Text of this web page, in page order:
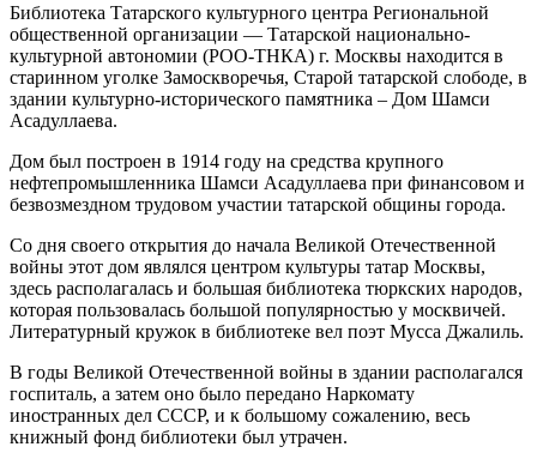
Библиотека Татарского культурного центра Региональной
общественной организации — Татарской национально-
культурной автономии (РОО-ТНКА) г. Москвы находится в
старинном уголке Замоскворечья, Старой татарской слободе, в
здании культурно-исторического памятника – Дом Шамси
Асадуллаева.
Дом был построен в 1914 году на средства крупного
нефтепромышленника Шамси Асадуллаева при финансовом и
безвозмездном трудовом участии татарской общины города.
Со дня своего открытия до начала Великой Отечественной
войны этот дом являлся центром культуры татар Москвы,
здесь располагалась и большая библиотека тюркских народов,
которая пользовалась большой популярностью у москвичей.
Литературный кружок в библиотеке вел поэт Мусса Джалиль.
В годы Великой Отечественной войны в здании располагался
госпиталь, а затем оно было передано Наркомату
иностранных дел СССР, и к большому сожалению, весь
книжный фонд библиотеки был утрачен.